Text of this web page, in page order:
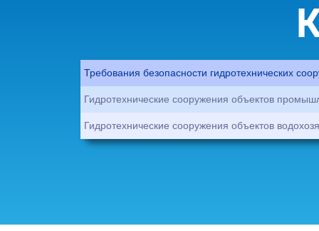
Требования безопасности гидротехнических
Гидротехнические сооружения объектов
Гидротехнические сооружения объектов